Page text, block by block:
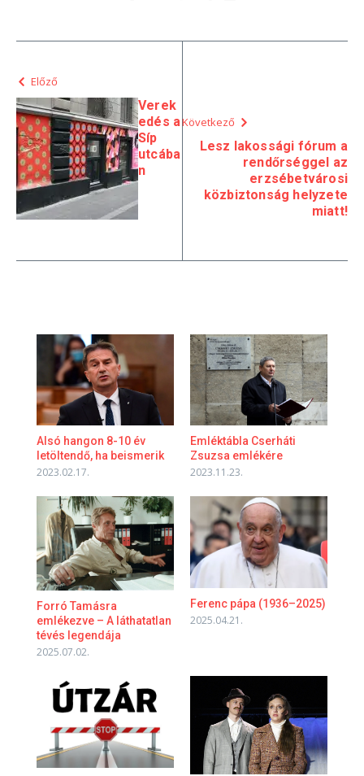
Előző
Verek
edés a
Síp
utcába
n
Következő
Lesz lakossági fórum a
rendőrséggel az
erzsébetvárosi
közbiztonság helyzete
miatt!
Alsó hangon 8-10 év
letöltendő, ha beismerik
2023.02.17.
Emléktábla Cserháti
Zsuzsa emlékére
2023.11.23.
Forró Tamásra
emlékezve – A láthatatlan
tévés legendája
2025.07.02.
Ferenc pápa (1936–2025)​
2025.04.21.